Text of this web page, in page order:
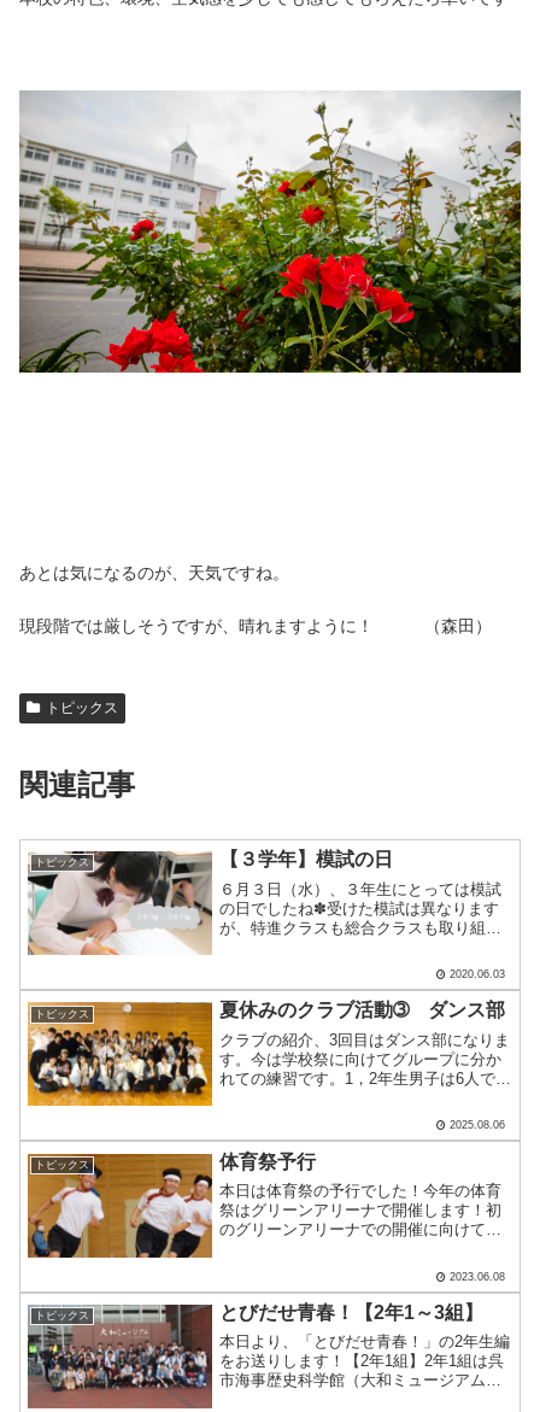
あとは気になるのが、天気ですね。
現段階では厳しそうですが、晴れますように！ （森田）
トピックス
関連記事
トピックス 【３学年】模試の日
６月３日（水）、３年生にとっては模試
の日でしたね✽受けた模試は異なります
が、特進クラスも総合クラスも取り組み
ト模試を受験！昨日は地歴公民、理科、
数学。 本日は英語、国語を受験しまし
た。総合クラスは実力診断.....
2020.06.03
トピックス 夏休みのクラブ活動➂ ダンス部
クラブの紹介、3回目はダンス部になりま
す。今は学校祭に向けてグループに分か
れての練習です。1，2年生男子は6人です
す。 部長と副部長に話を聞きました。
（部員は何人ですか）「引退した3年生20
人、2年生11人.....
2025.08.06
トピックス 体育祭予行
本日は体育祭の予行でした！今年の体育
祭はグリーンアリーナで開催します！初
のグリーンアリーナでの開催に向けて、
技も少し行いましたが、生徒の皆さんは
とても楽しそうでしたね！運営に協力し
てくれた各係のみなさん、.....
2023.06.08
トピックス とびだせ青春！【2年1～3組】
本日より、「とびだせ青春！」の2年生編
をお送りします！【2年1組】2年1組は呉
市海事歴史科学館（大和ミュージアム）